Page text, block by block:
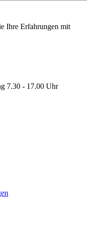
Ihre Erfahrungen mit
7.30 - 17.00 Uhr